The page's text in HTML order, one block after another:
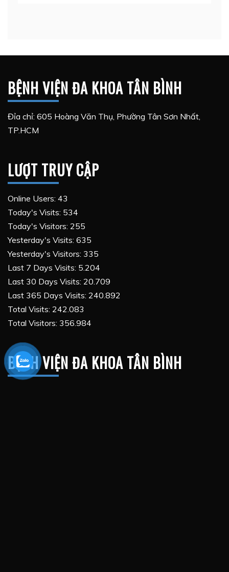
BỆNH VIỆN ĐA KHOA TÂN BÌNH
Đỉa chỉ: 605 Hoàng Văn Thụ, Phường Tân Sơn Nhất,
TP.HCM
LƯỢT TRUY CẬP
Online Users: 43
Today's Visits: 534
Today's Visitors: 255
Yesterday's Visits: 635
Yesterday's Visitors: 335
Last 7 Days Visits: 5.204
Last 30 Days Visits: 20.709
Last 365 Days Visits: 240.892
Total Visits: 242.083
Total Visitors: 356.984
BỆNH VIỆN ĐA KHOA TÂN BÌNH